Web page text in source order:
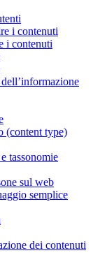
i contenuti
i contenuti
(content type)
tassonomie
sul web
semplice
dei contenuti